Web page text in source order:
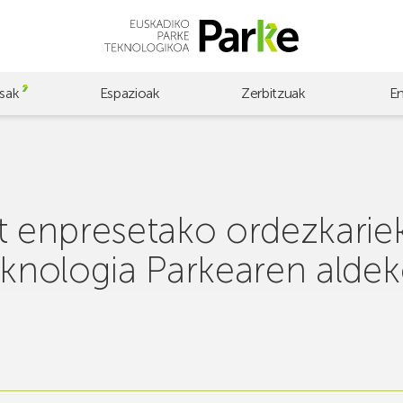
Espazioak Zerbitzuak
enpresetako
Parkearen